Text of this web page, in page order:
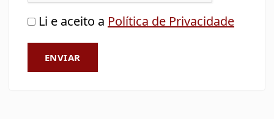
Li e aceito a Política de Privacidade
ENVIAR